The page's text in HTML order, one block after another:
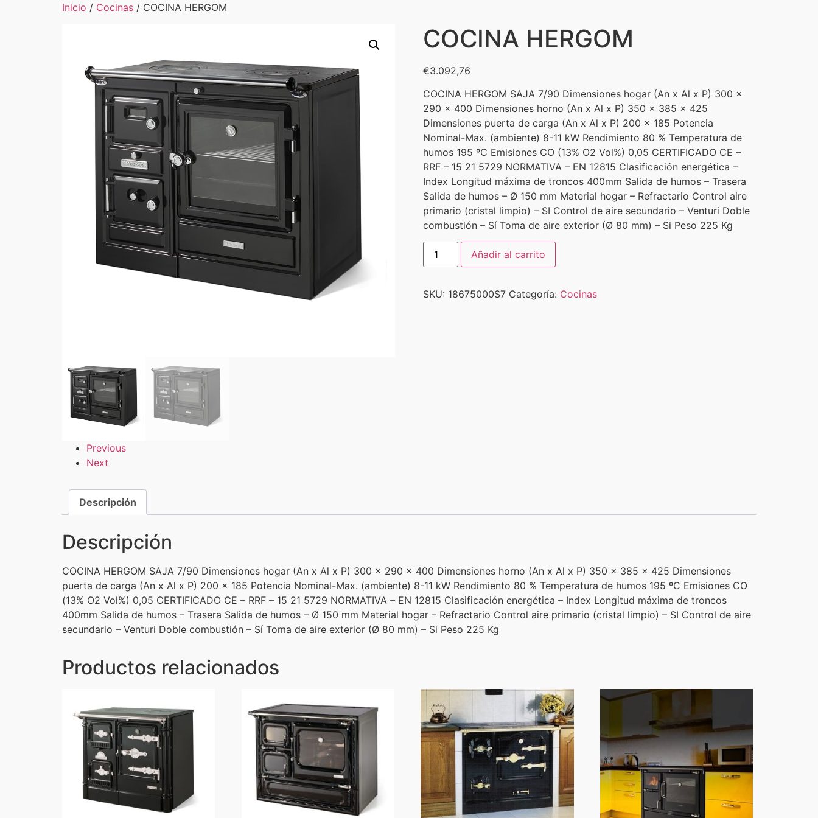
Inicio / Cocinas / COCINA HERGOM
Previous
Next
COCINA HERGOM
€3.092,76
COCINA HERGOM SAJA 7/90 Dimensiones hogar (An x Al x P) 300 x
290 x 400 Dimensiones horno (An x Al x P) 350 x 385 x 425
Dimensiones puerta de carga (An x Al x P) 200 x 185 Potencia
Nominal-Max. (ambiente) 8-11 kW Rendimiento 80 % Temperatura de
humos 195 ºC Emisiones CO (13% O2 Vol%) 0,05 CERTIFICADO CE –
RRF – 15 21 5729 NORMATIVA – EN 12815 Clasificación energética –
Index Longitud máxima de troncos 400mm Salida de humos – Trasera
Salida de humos – Ø 150 mm Material hogar – Refractario Control aire
primario (cristal limpio) – SI Control de aire secundario – Venturi Doble
combustión – Sí Toma de aire exterior (Ø 80 mm) – Si Peso 225 Kg
Añadir al carrito
SKU: 18675000S7 Categoría: Cocinas
Descripción
Descripción
COCINA HERGOM SAJA 7/90 Dimensiones hogar (An x Al x P) 300 x 290 x 400 Dimensiones horno (An x Al x P) 350 x 385 x 425 Dimensiones
puerta de carga (An x Al x P) 200 x 185 Potencia Nominal-Max. (ambiente) 8-11 kW Rendimiento 80 % Temperatura de humos 195 ºC Emisiones CO
(13% O2 Vol%) 0,05 CERTIFICADO CE – RRF – 15 21 5729 NORMATIVA – EN 12815 Clasificación energética – Index Longitud máxima de troncos
400mm Salida de humos – Trasera Salida de humos – Ø 150 mm Material hogar – Refractario Control aire primario (cristal limpio) – SI Control de aire
secundario – Venturi Doble combustión – Sí Toma de aire exterior (Ø 80 mm) – Si Peso 225 Kg
Productos relacionados